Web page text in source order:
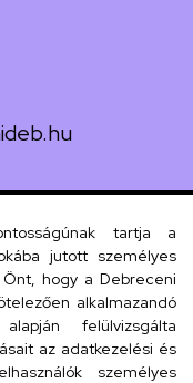
tartja a
jutott személyes
hogy a Debreceni
alkalmazandó
felülvizsgálta
az adatkezelési és
személyes